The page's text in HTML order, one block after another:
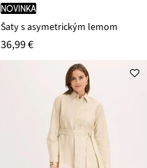
novinka
Šaty s asymetrickým lemom
36,99 €